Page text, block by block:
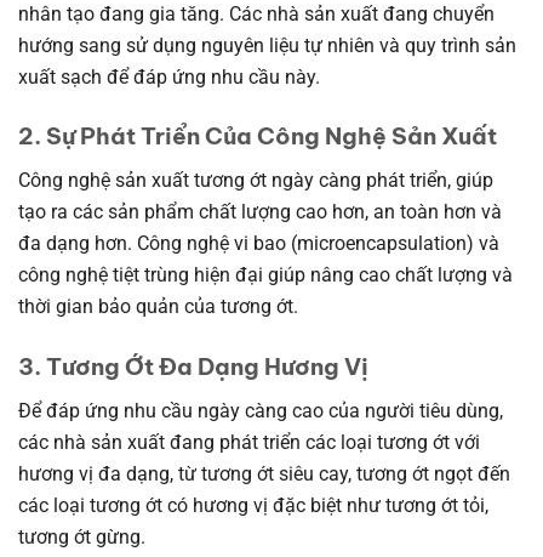
nhân tạo đang gia tăng. Các nhà sản xuất đang chuyển
hướng sang sử dụng nguyên liệu tự nhiên và quy trình sản
xuất sạch để đáp ứng nhu cầu này.
2. Sự Phát Triển Của Công Nghệ Sản Xuất
Công nghệ sản xuất tương ớt ngày càng phát triển, giúp
tạo ra các sản phẩm chất lượng cao hơn, an toàn hơn và
đa dạng hơn. Công nghệ vi bao (microencapsulation) và
công nghệ tiệt trùng hiện đại giúp nâng cao chất lượng và
thời gian bảo quản của tương ớt.
3. Tương Ớt Đa Dạng Hương Vị
Để đáp ứng nhu cầu ngày càng cao của người tiêu dùng,
các nhà sản xuất đang phát triển các loại tương ớt với
hương vị đa dạng, từ tương ớt siêu cay, tương ớt ngọt đến
các loại tương ớt có hương vị đặc biệt như tương ớt tỏi,
tương ớt gừng.